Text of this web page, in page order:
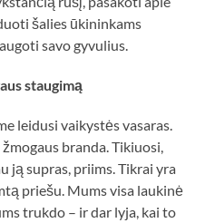
šalies ūkininkams
savo gyvulius.
staugimą
leidusi vaikystės vasaras.
branda. Tikiuosi,
ją supras, priims. Tikrai yra
priešu. Mums visa laukinė
trukdo – ir dar lyja, kai to